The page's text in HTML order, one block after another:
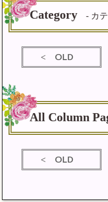
Category - カテ
OLD
All Column
OLD